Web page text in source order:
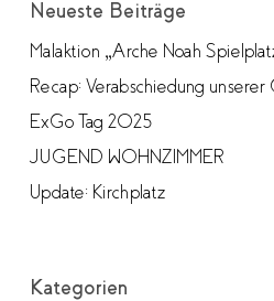
Neueste Beiträge
Malaktion „Arche Noah
Recap: Verabschiedung
ExGo Tag 2025
JUGEND WOHNZIMMER
Update: Kirchplatz
Kategorien